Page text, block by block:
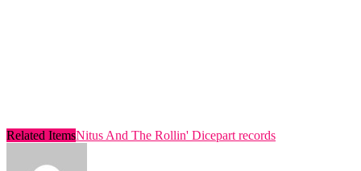
Related ItemsNitus And The Rollin' Dicepart records